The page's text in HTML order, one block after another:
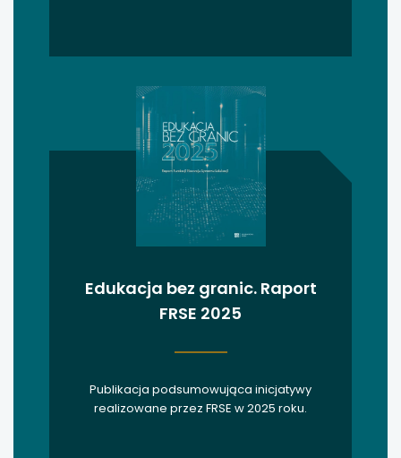
uwaga, link otwiera się w nowej karcie
uwaga, link otwiera się w nowej karcie
uwaga, link otwiera się w nowej karcie
Edukacja bez granic. Raport
FRSE 2025
Publikacja podsumowująca inicjatywy
realizowane przez FRSE w 2025 roku.